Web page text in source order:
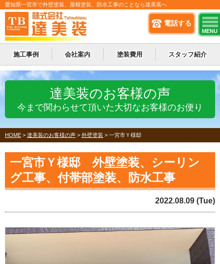
電話する
MENU
愛知県一宮市で外壁塗装、屋根塗装、防水工事のことなら達美装へ
施工事例 会社案内 塗装費用 スタッフ紹介
達美装のお客様の声
今まで関わらせて頂いた大切なお客様のお便り
HOME > 達美装のお客様の声 > 外壁塗装 > 一宮市Ｙ様邸
一宮市Ｙ様邸 外壁塗装、シーリン
グ工事、付帯部塗装、防水工事
2022.08.09 (Tue)